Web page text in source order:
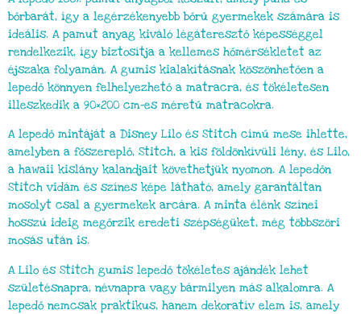
bőrbarát, így a legérzékenyebb bőrű gyermekek számára is
ideális. A pamut anyag kiváló légáteresztő képességgel
rendelkezik, így biztosítja a kellemes hőmérsékletet az
éjszaka folyamán. A gumis kialakításnak köszönhetően a
lepedő könnyen felhelyezhető a matracra, és tökéletesen
illeszkedik a 90×200 cm-es méretű matracokra.
A lepedő mintáját a Disney Lilo és Stitch című mese ihlette,
amelyben a főszereplő, Stitch, a kis földönkívüli lény, és Lilo,
a hawaii kislány kalandjait követhetjük nyomon. A lepedőn
Stitch vidám és színes képe látható, amely garantáltan
mosolyt csal a gyermekek arcára. A minta élénk színei
hosszú ideig megőrzik eredeti szépségüket, még többszöri
mosás után is.
A Lilo és Stitch gumis lepedő tökéletes ajándék lehet
születésnapra, névnapra vagy bármilyen más alkalomra. A
lepedő nemcsak praktikus, hanem dekoratív elem is, amely